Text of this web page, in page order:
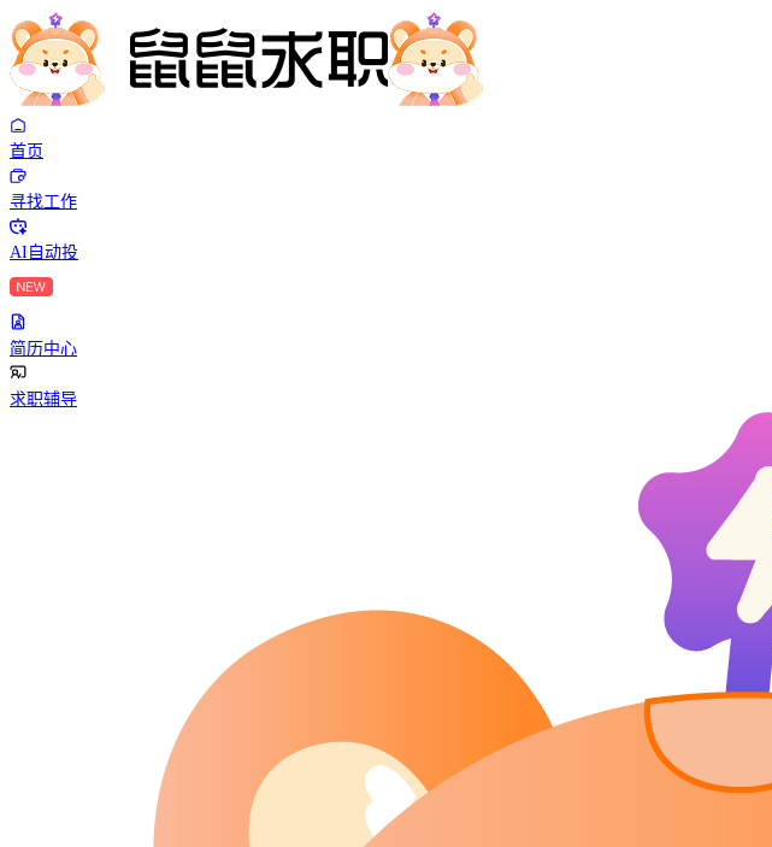
首页
寻找工作
AI自动投
简历中心
求职辅导